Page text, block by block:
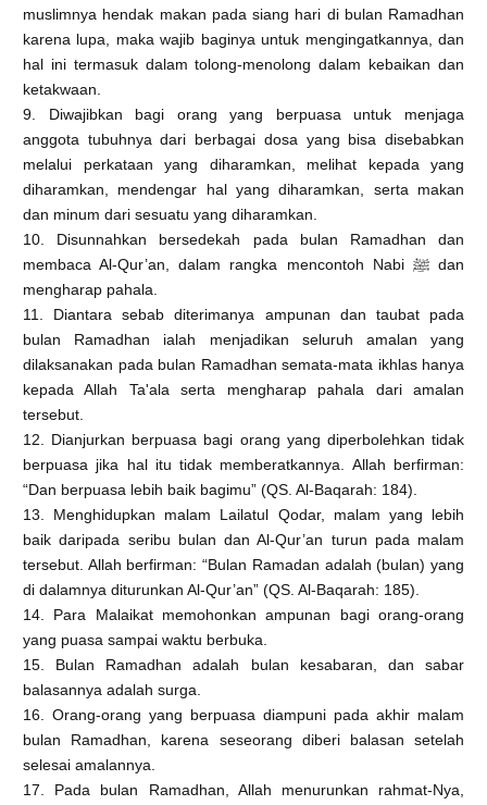
muslimnya hendak makan pada siang hari di bulan Ramadhan
karena lupa, maka wajib baginya untuk mengingatkannya, dan
hal ini termasuk dalam tolong-menolong dalam kebaikan dan
ketakwaan.
9. Diwajibkan bagi orang yang berpuasa untuk menjaga
anggota tubuhnya dari berbagai dosa yang bisa disebabkan
melalui perkataan yang diharamkan, melihat kepada yang
diharamkan, mendengar hal yang diharamkan, serta makan
dan minum dari sesuatu yang diharamkan.
10. Disunnahkan bersedekah pada bulan Ramadhan dan
membaca Al-Qur’an, dalam rangka mencontoh Nabi ﷺ dan
mengharap pahala.
11. Diantara sebab diterimanya ampunan dan taubat pada
bulan Ramadhan ialah menjadikan seluruh amalan yang
dilaksanakan pada bulan Ramadhan semata-mata ikhlas hanya
kepada Allah Ta'ala serta mengharap pahala dari amalan
tersebut.
12. Dianjurkan berpuasa bagi orang yang diperbolehkan tidak
berpuasa jika hal itu tidak memberatkannya. Allah berfirman:
“Dan berpuasa lebih baik bagimu” (QS. Al-Baqarah: 184).
13. Menghidupkan malam Lailatul Qodar, malam yang lebih
baik daripada seribu bulan dan Al-Qur’an turun pada malam
tersebut. Allah berfirman: “Bulan Ramadan adalah (bulan) yang
di dalamnya diturunkan Al-Qur’an” (QS. Al-Baqarah: 185).
14. Para Malaikat memohonkan ampunan bagi orang-orang
yang puasa sampai waktu berbuka.
15. Bulan Ramadhan adalah bulan kesabaran, dan sabar
balasannya adalah surga.
16. Orang-orang yang berpuasa diampuni pada akhir malam
bulan Ramadhan, karena seseorang diberi balasan setelah
selesai amalannya.
17. Pada bulan Ramadhan, Allah menurunkan rahmat-Nya,